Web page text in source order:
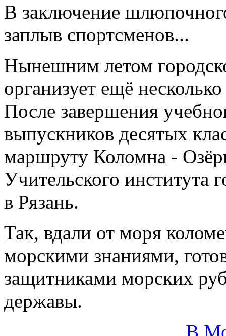
В заключение
заплыв спортсменов...
Нынешним летом
организует ещё
После завершения
выпускников десятых
маршруту Коломна -
Учительского института
в Рязань.
Так, вдали от моря
морскими знаниями,
защитниками морских
державы.
В